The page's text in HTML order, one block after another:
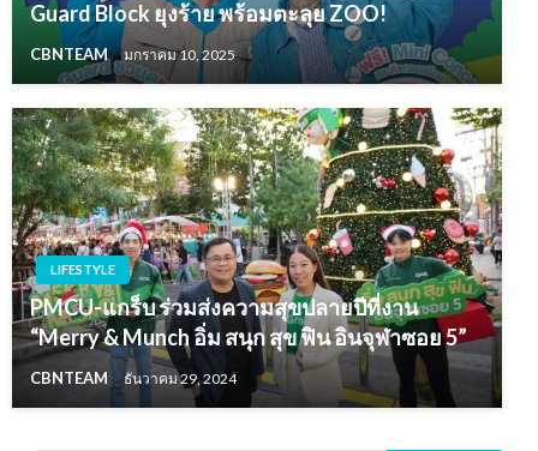
Guard Block ยุงร้าย พร้อมตะลุย ZOO!
CBNTEAM มกราคม 10, 2025
LIFESTYLE
PMCU-แกร็บ ร่วมส่งความสุขปลายปีที่งาน
“Merry & Munch อิ่ม สนุก สุข ฟิน อินจุฬาซอย 5”
CBNTEAM ธันวาคม 29, 2024